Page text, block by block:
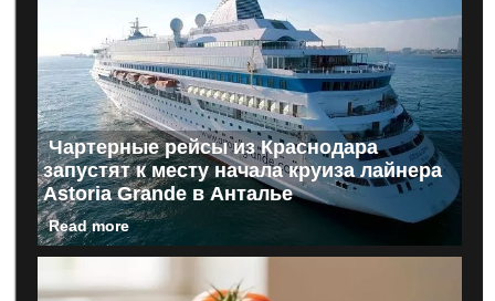
Чартерные рейсы из Краснодара
запустят к месту начала круиза лайнера
Astoria Grande в Анталье
Read more